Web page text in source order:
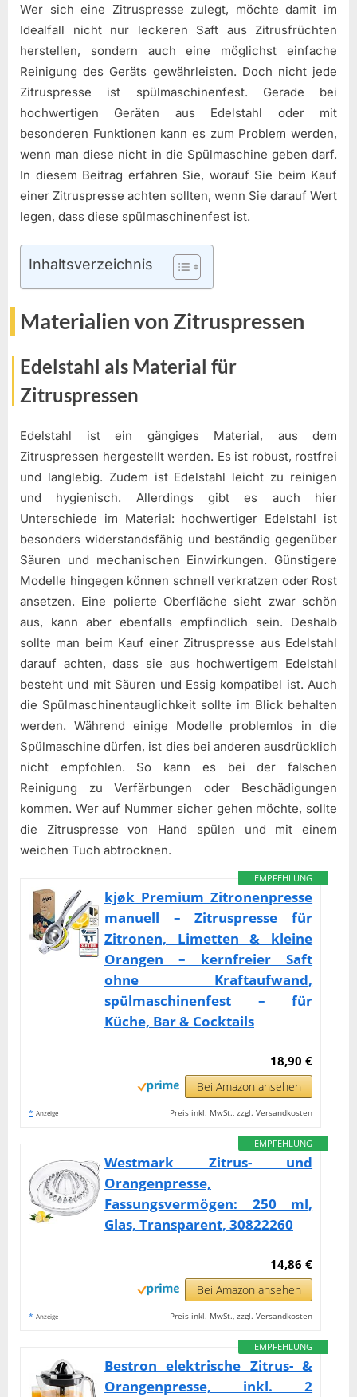
Wer sich eine Zitruspresse zulegt, möchte damit im
Idealfall nicht nur leckeren Saft aus Zitrusfrüchten
herstellen, sondern auch eine möglichst einfache
Reinigung des Geräts gewährleisten. Doch nicht jede
Zitruspresse ist spülmaschinenfest. Gerade bei
hochwertigen Geräten aus Edelstahl oder mit
besonderen Funktionen kann es zum Problem werden,
wenn man diese nicht in die Spülmaschine geben darf.
In diesem Beitrag erfahren Sie, worauf Sie beim Kauf
einer Zitruspresse achten sollten, wenn Sie darauf Wert
legen, dass diese spülmaschinenfest ist.
Inhaltsverzeichnis
Materialien von Zitruspressen
Edelstahl als Material für
Zitruspressen
Edelstahl ist ein gängiges Material, aus dem
Zitruspressen hergestellt werden. Es ist robust, rostfrei
und langlebig. Zudem ist Edelstahl leicht zu reinigen
und hygienisch. Allerdings gibt es auch hier
Unterschiede im Material: hochwertiger Edelstahl ist
besonders widerstandsfähig und beständig gegenüber
Säuren und mechanischen Einwirkungen. Günstigere
Modelle hingegen können schnell verkratzen oder Rost
ansetzen. Eine polierte Oberfläche sieht zwar schön
aus, kann aber ebenfalls empfindlich sein. Deshalb
sollte man beim Kauf einer Zitruspresse aus Edelstahl
darauf achten, dass sie aus hochwertigem Edelstahl
besteht und mit Säuren und Essig kompatibel ist. Auch
die Spülmaschinentauglichkeit sollte im Blick behalten
werden. Während einige Modelle problemlos in die
Spülmaschine dürfen, ist dies bei anderen ausdrücklich
nicht empfohlen. So kann es bei der falschen
Reinigung zu Verfärbungen oder Beschädigungen
kommen. Wer auf Nummer sicher gehen möchte, sollte
die Zitruspresse von Hand spülen und mit einem
weichen Tuch abtrocknen.
EMPFEHLUNG
kjøk Premium Zitronenpresse
manuell – Zitruspresse für
Zitronen, Limetten & kleine
Orangen – kernfreier Saft
ohne Kraftaufwand,
spülmaschinenfest – für
Küche, Bar & Cocktails
18,90 €
Bei Amazon ansehen
* Anzeige Preis inkl. MwSt., zzgl. Versandkosten
EMPFEHLUNG
Westmark Zitrus- und
Orangenpresse,
Fassungsvermögen: 250 ml,
Glas, Transparent, 30822260
14,86 €
Bei Amazon ansehen
* Anzeige Preis inkl. MwSt., zzgl. Versandkosten
EMPFEHLUNG
Bestron elektrische Zitrus- &
Orangenpresse, inkl. 2